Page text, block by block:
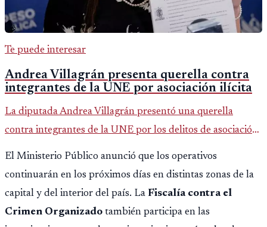
Te puede interesar
Andrea Villagrán presenta querella contra
integrantes de la UNE por asociación ilícita
La diputada Andrea Villagrán presentó una querella
contra integrantes de la UNE por los delitos de asociación
ilícita, terrorismo y sedición.
El Ministerio Público anunció que los operativos
continuarán en los próximos días en distintas zonas de la
capital y del interior del país. La Fiscalía contra el
Crimen Organizado también participa en las